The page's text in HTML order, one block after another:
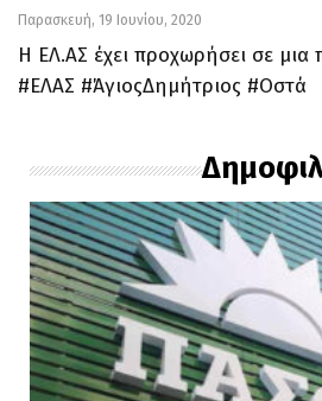
Παρασκευή, 19 Ιουνίου, 2020
Η ΕΛ.ΑΣ έχει προχωρήσει σε
#ΕΛΑΣ #ΆγιοςΔημήτριος #Οστά